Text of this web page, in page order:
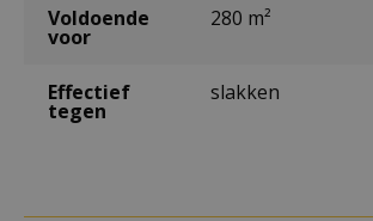
Voldoende
voor
280 m²
Effectief
tegen
slakken